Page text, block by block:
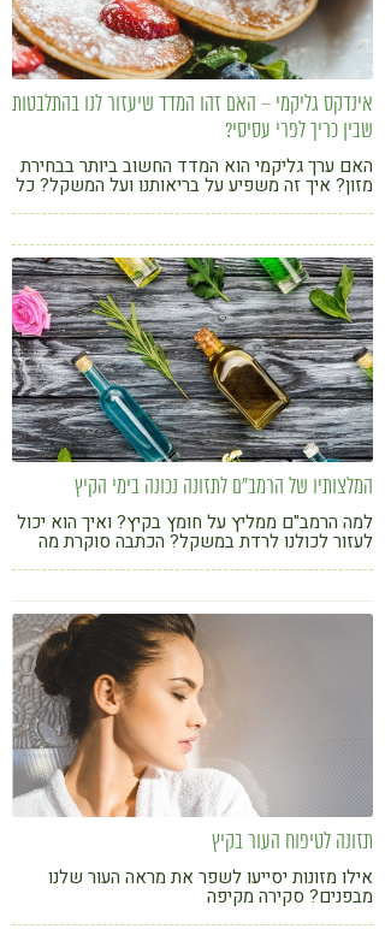
אינדקס גליקמי – האם זהו המדד שיעזור לנו בהתלבטות
שבין כריך לפרי עסיסי?
האם ערך גליקמי הוא המדד החשוב ביותר בבחירת
מזון? איך זה משפיע על בריאותנו ועל המשקל? כל
המלצותיו של הרמב"ם לתזונה נכונה בימי הקיץ
למה הרמב"ם ממליץ על חומץ בקיץ? ואיך הוא יכול
לעזור לכולנו לרדת במשקל? הכתבה סוקרת מה
תזונה לטיפוח העור בקיץ
אילו מזונות יסייעו לשפר את מראה העור שלנו
מבפנים? סקירה מקיפה